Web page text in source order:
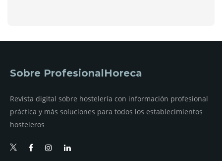
Sobre ProfesionalHoreca
Revista digital sobre hostelería con información profesional
práctica y más soluciones para todos los establecimientos
hosteleros